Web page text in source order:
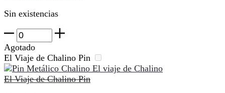
Sin existencias
Alma
Enamorada
Pin
cantidad
Agotado
El Viaje de Chalino Pin
El Viaje de Chalino Pin